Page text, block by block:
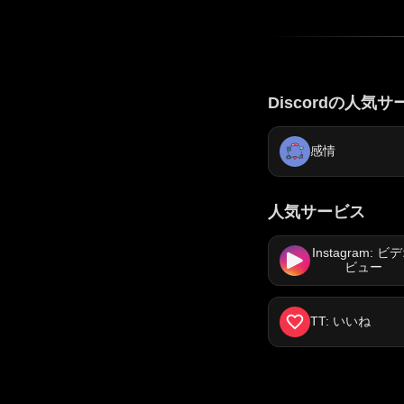
Discordの人気サ
感情
人気サービス
Instagram: ビ
ビュー
TT: いいね